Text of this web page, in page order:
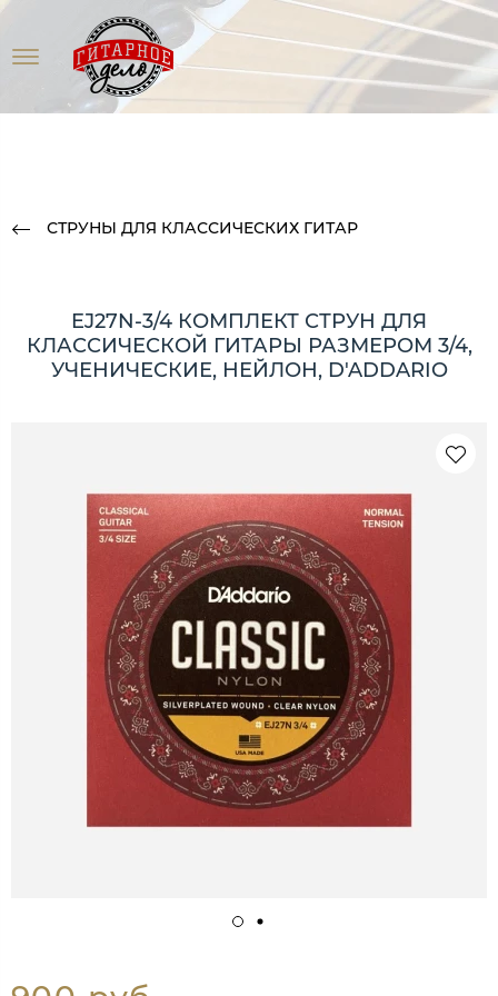
СТРУНЫ ДЛЯ КЛАССИЧЕСКИХ ГИТАР
EJ27N-3/4 КОМПЛЕКТ СТРУН ДЛЯ
КЛАССИЧЕСКОЙ ГИТАРЫ РАЗМЕРОМ 3/4,
УЧЕНИЧЕСКИЕ, НЕЙЛОН, D'ADDARIO